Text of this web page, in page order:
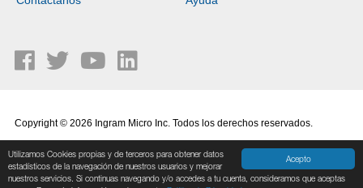
Acepto
Utilizamos Cookies propias y de terceros para obtener datos
estadísticos de la navegación de nuestros usuarios y mejorar
nuestros servicios. Si continuas navegando y/o accedes a tu cuenta, consideramos que aceptas
Copyright © 2026 Ingram Micro Inc. Todos los derechos reservados.